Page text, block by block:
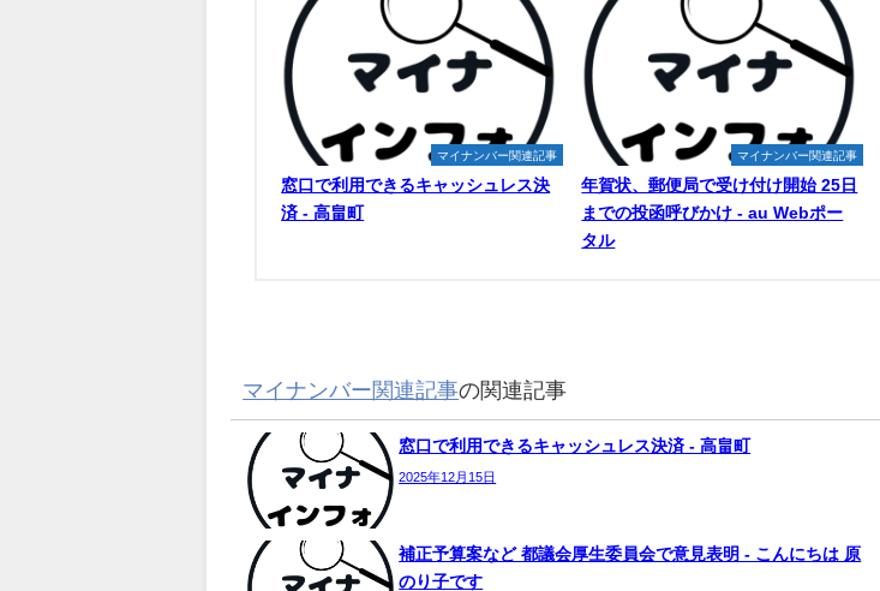
マイナンバー関連記事
窓口で利用できるキャッシュレス決
済 - 高畠町
マイナンバー関連記事
年賀状、郵便局で受け付け開始 25日
までの投函呼びかけ - au Webポー
タル
マイナンバー関連記事の関連記事
窓口で利用できるキャッシュレス決済 - 高畠町
2025年12月15日
補正予算案など 都議会厚生委員会で意見表明 - こんにちは 原
のり子です